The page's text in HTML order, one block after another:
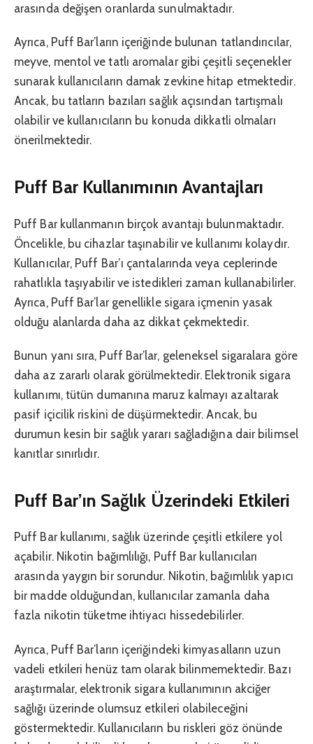
arasında değişen oranlarda sunulmaktadır.
Ayrıca, Puff Bar’ların içeriğinde bulunan tatlandırıcılar,
meyve, mentol ve tatlı aromalar gibi çeşitli seçenekler
sunarak kullanıcıların damak zevkine hitap etmektedir.
Ancak, bu tatların bazıları sağlık açısından tartışmalı
olabilir ve kullanıcıların bu konuda dikkatli olmaları
önerilmektedir.
Puff Bar Kullanımının Avantajları
Puff Bar kullanmanın birçok avantajı bulunmaktadır.
Öncelikle, bu cihazlar taşınabilir ve kullanımı kolaydır.
Kullanıcılar, Puff Bar’ı çantalarında veya ceplerinde
rahatlıkla taşıyabilir ve istedikleri zaman kullanabilirler.
Ayrıca, Puff Bar’lar genellikle sigara içmenin yasak
olduğu alanlarda daha az dikkat çekmektedir.
Bunun yanı sıra, Puff Bar’lar, geleneksel sigaralara göre
daha az zararlı olarak görülmektedir. Elektronik sigara
kullanımı, tütün dumanına maruz kalmayı azaltarak
pasif içicilik riskini de düşürmektedir. Ancak, bu
durumun kesin bir sağlık yararı sağladığına dair bilimsel
kanıtlar sınırlıdır.
Puff Bar’ın Sağlık Üzerindeki Etkileri
Puff Bar kullanımı, sağlık üzerinde çeşitli etkilere yol
açabilir. Nikotin bağımlılığı, Puff Bar kullanıcıları
arasında yaygın bir sorundur. Nikotin, bağımlılık yapıcı
bir madde olduğundan, kullanıcılar zamanla daha
fazla nikotin tüketme ihtiyacı hissedebilirler.
Ayrıca, Puff Bar’ların içeriğindeki kimyasalların uzun
vadeli etkileri henüz tam olarak bilinmemektedir. Bazı
araştırmalar, elektronik sigara kullanımının akciğer
sağlığı üzerinde olumsuz etkileri olabileceğini
göstermektedir. Kullanıcıların bu riskleri göz önünde